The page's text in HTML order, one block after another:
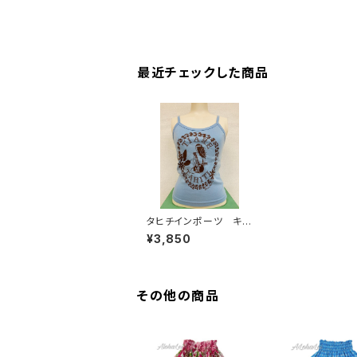
最近チェックした商品
タヒチインポーツ キャ
ミソール【S】
¥3,850
その他の商品